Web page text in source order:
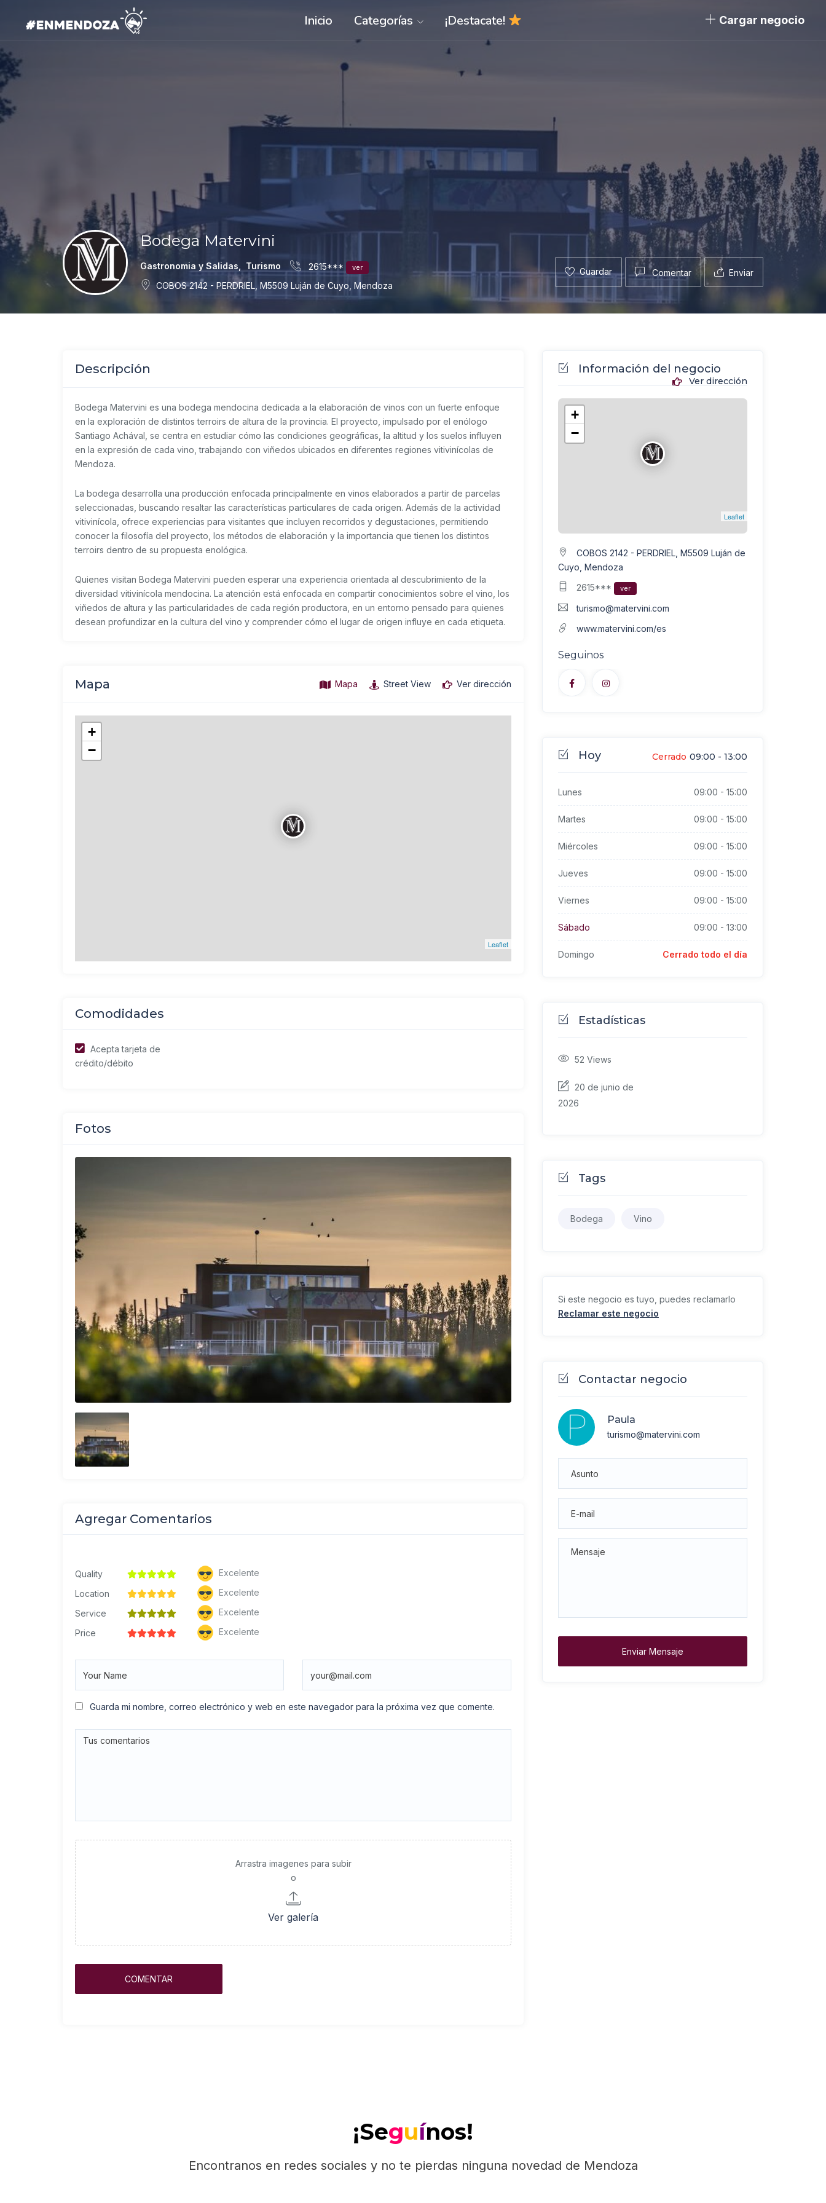
Inicio Categorías ¡Destacate! Cargar negocio
Bodega Matervini
Gastronomia y Salidas Turismo 2615*** ver
COBOS 2142 - PERDRIEL, M5509 Luján de Cuyo, Mendoza
Guardar Comentar Enviar
Descripción
Bodega Matervini es una bodega mendocina dedicada a la elaboración de vinos con un fuerte enfoque
en la exploración de distintos terroirs de altura de la provincia. El proyecto, impulsado por el enólogo
Santiago Achával, se centra en estudiar cómo las condiciones geográficas, la altitud y los suelos influyen
en la expresión de cada vino, trabajando con viñedos ubicados en diferentes regiones vitivinícolas de
Mendoza.
La bodega desarrolla una producción enfocada principalmente en vinos elaborados a partir de parcelas
seleccionadas, buscando resaltar las características particulares de cada origen. Además de la actividad
vitivinícola, ofrece experiencias para visitantes que incluyen recorridos y degustaciones, permitiendo
conocer la filosofía del proyecto, los métodos de elaboración y la importancia que tienen los distintos
terroirs dentro de su propuesta enológica.
Quienes visitan Bodega Matervini pueden esperar una experiencia orientada al descubrimiento de la
diversidad vitivinícola mendocina. La atención está enfocada en compartir conocimientos sobre el vino, los
viñedos de altura y las particularidades de cada región productora, en un entorno pensado para quienes
desean profundizar en la cultura del vino y comprender cómo el lugar de origen influye en cada etiqueta.
Mapa Mapa Street View Ver dirección
+
−
Leaflet
Comodidades
Acepta tarjeta de
crédito/débito
Fotos
Agregar Comentarios
Quality
Excelente
Location
Excelente
Service
Excelente
Price
Excelente
Guarda mi nombre, correo electrónico y web en este navegador para la próxima vez que comente.
Arrastra imagenes para subir
o
Ver galería
Información del negocio
Ver dirección
+
−
Leaflet
COBOS 2142 - PERDRIEL, M5509 Luján de
Cuyo, Mendoza
2615***
ver
turismo@matervini.com
www.matervini.com/es
Seguinos
Hoy Cerrado 09:00 - 13:00
Lunes 09:00 - 15:00
Martes 09:00 - 15:00
Miércoles 09:00 - 15:00
Jueves 09:00 - 15:00
Viernes 09:00 - 15:00
Sábado 09:00 - 13:00
Domingo Cerrado todo el día
Estadísticas
52 Views
20 de junio de
2026
Tags
Bodega Vino
Si este negocio es tuyo, puedes reclamarlo
Reclamar este negocio
Contactar negocio
Paula
turismo@matervini.com
Enviar Mensaje
¡Seguínos!
Encontranos en redes sociales y no te pierdas ninguna novedad de Mendoza